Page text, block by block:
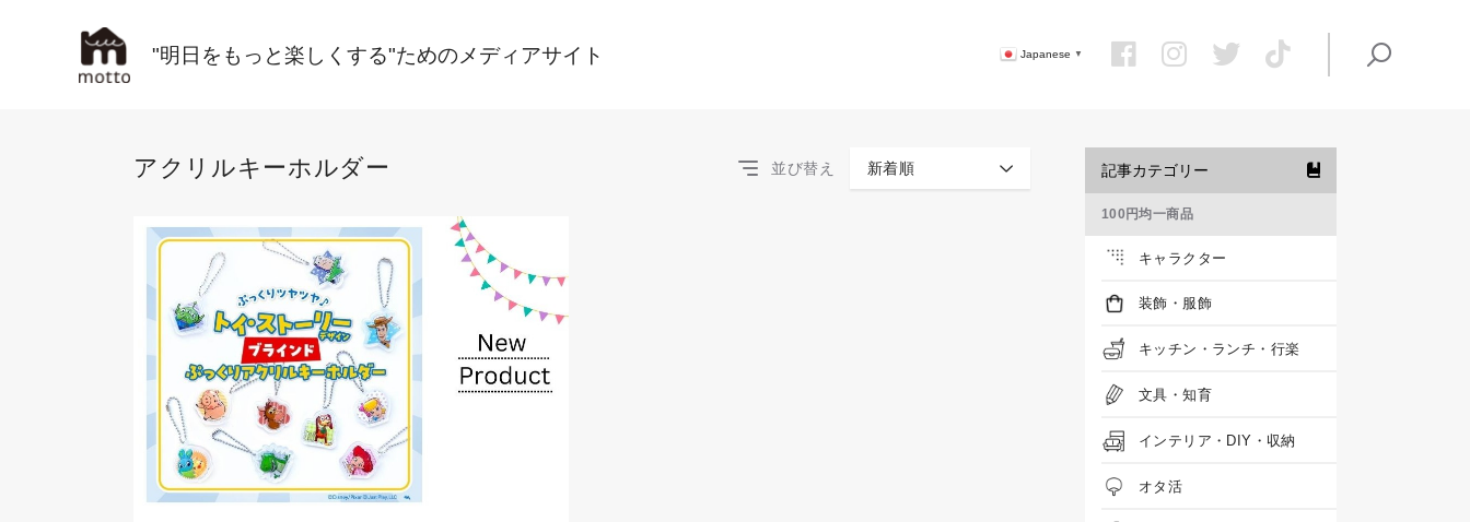
"明日をもっと楽しくする"ためのメディアサイト Japanese ▼
アクリルキーホルダー 並び替え 新着順 記事カテゴリー
100円均一商品
キャラクター
装飾・服飾
キッチン・ランチ・行楽
文具・知育
インテリア・DIY・収納
オタ活